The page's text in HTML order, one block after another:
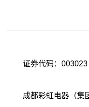
成都彩虹电器（集